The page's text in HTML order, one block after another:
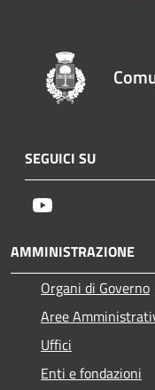
SEGUICI SU
AMMINISTRAZIONE
Organi di Governo
Aree
Uffici
Enti e fondazioni